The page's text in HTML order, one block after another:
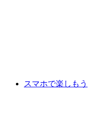
スマホで楽しもう